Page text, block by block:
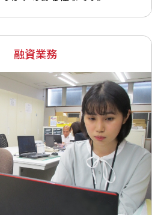
融資業務